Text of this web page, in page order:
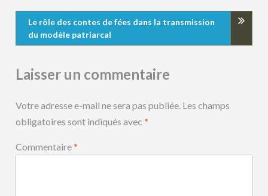
Le rôle des contes de fées dans la transmission
du modèle patriarcal
Laisser un commentaire
Votre adresse e-mail ne sera pas publiée. Les champs
obligatoires sont indiqués avec*
Commentaire*